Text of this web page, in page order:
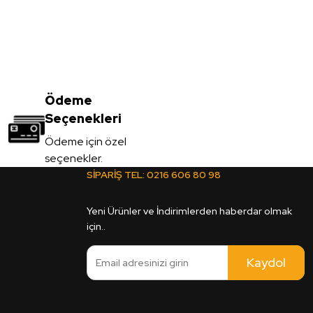
Ödeme
Seçenekleri
Ödeme için özel
seçenekler.
SİPARİŞ TEL: 0216 606 80 98
Yeni Ürünler ve İndirimlerden haberdar olmak
için..
Kaydol